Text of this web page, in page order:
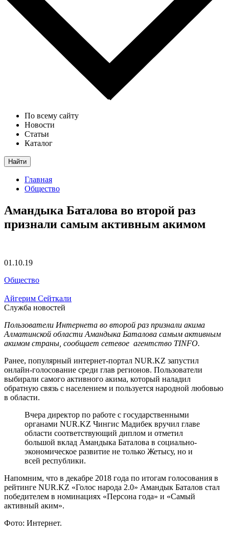
По всему сайту
Новости
Статьи
Каталог
Найти
Главная
Общество
Амандыка Баталова во второй раз
признали самым активным акимом
01.10.19
Общество
Айгерим Сейткали
Служба новостей
Пользователи Интернета во второй раз признали акима
Алматинской области Амандыка Баталова самым активным
акимом страны, сообщает сетевое агентство TINFO.
Ранее, популярный интернет-портал NUR.KZ запустил
онлайн-голосование среди глав регионов. Пользователи
выбирали самого активного акима, который наладил
обратную связь с населением и пользуется народной любовью
в области.
Вчера директор по работе с государственными
органами NUR.KZ Чингис Мадибек вручил главе
области соответствующий диплом и отметил
большой вклад Амандыка Баталова в социально-
экономическое развитие не только Жетысу, но и
всей республики.
Напомним, что в декабре 2018 года по итогам голосования в
рейтинге NUR.KZ «Голос народа 2.0» Амандык Баталов стал
победителем в номинациях «Персона года» и «Самый
активный аким».
Фото: Интернет.